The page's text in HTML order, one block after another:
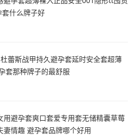
什么牌子好
蕾斯战甲持久避孕套延时安全套超薄
套那种牌子的最舒服
用避孕套爽口套爱专用套无储精囊草莓
妻情趣 避孕套品牌哪个好用